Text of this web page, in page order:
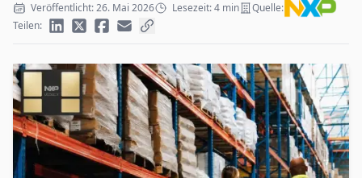
Veröffentlicht: 26. Mai 2026 Lesezeit: 4 min
Quelle:
Teilen: